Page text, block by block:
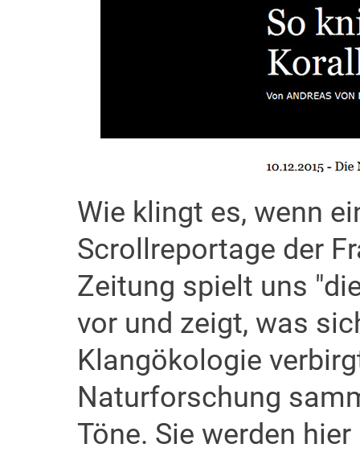
Wie klingt es, wenn
Scrollreportage der
Zeitung spielt uns
vor und zeigt, was
Klangökologie
Naturforschung
Töne. Sie werden